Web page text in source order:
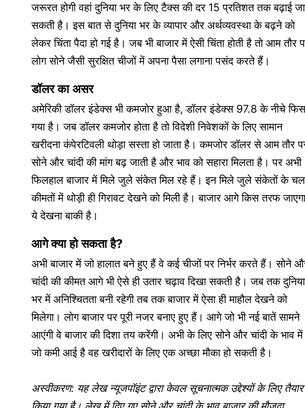
जरूरत होगी वहां दुनिया भर के लिए टैक्स की दर 15 प्रतिशत तक बढ़ाई जा
सकती है। इस बात से दुनिया भर के व्यापार और अर्थव्यवस्था के बढ़ने को
लेकर चिंता पैदा हो गई है। जब भी बाजार में ऐसी चिंता होती है तो आम तौर
लोग सोने जैसी सुरक्षित चीजों में अपना पैसा लगाना पसंद करते हैं।
डॉलर का असर
अमेरिकी डॉलर इंडेक्स भी कमजोर हुआ है, डॉलर इंडेक्स 97.8 के नीचे
गया है। जब डॉलर कमजोर होता है तो विदेशी निवेशकों के लिए सामान
खरीदना कंपेरटिवली थोड़ा सस्ता हो जाता है। कमजोर डॉलर से आम तौर
सोने और चांदी की मांग बढ़ जाती है और भाव को सहारा मिलता है। पर अभी
फिलहाल बाजार में मिले जुले संकेत मिल रहे हैं। इन मिले जुले संकेतों के
कीमतों में थोड़ी ही गिरावट देखने को मिली है। बाजार आगे किस तरफ जाएगा
ये देखना बाकी है।
आगे क्या हो सकता है?
अभी बाजार में जो हालात बने हुए हैं वे कई चीजों पर निर्भर करते हैं। सोने
चांदी की कीमत आगे भी ऐसे ही उतार चढ़ाव दिखा सकती है। जब तक दुनिया
भर में अनिश्चितता बनी रहेगी तब तक बाजार में ऐसा ही माहौल देखने को
मिलेगा। लोग बाजार पर पूरी नजर बनाए हुए हैं। आगे जो भी नई बातें सामने
आएंगी वे बाजार की दिशा तय करेंगी। अभी के लिए सोने और चांदी के भाव में
जो कमी आई है वह खरीदारों के लिए एक अच्छा मौका हो सकती है।
अस्वीकरण: यह लेख न्यूजपॉइंट द्वारा केवल सूचनात्मक उद्देश्यों के लिए तैयार